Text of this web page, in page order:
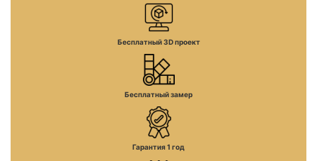
Бесплатный 3D проект
Бесплатный замер
Гарантия 1 год